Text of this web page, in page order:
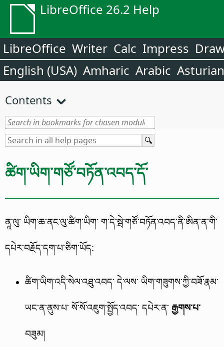
LibreOffice 26.2 Help
LibreOffice Writer Calc Impress
English (USA) Amharic Arabic Asturian
Contents
ཚིག་ཡིག་གཙོ་བཏོན་འབད་དོ་
ནཱ་ལུ་ ཡིག་ཆ་ནང་ལུ་ཚིག་ཡིག་ ག་དེ་སྦེ་གཙོ་བཏོན་འབད་ནི་ཨིན་ན་གི་
དཔེར་བརྗོད་དག་པ་ཅིག་ཡོད:
ཚིག་ཡིག་འདི་སེལ་འཐུ་འབད་ དེ་ལས་ ཡིག་གཟུགས་ཀྱི་བཟོ་རྣམ་
ཡང་ན་ནུས་པ་ སོ་སོ་འཇུག་སྤྱོད་འབད་ དཔེར་ན་ རྒྱགས་པ་
བཟུམ།